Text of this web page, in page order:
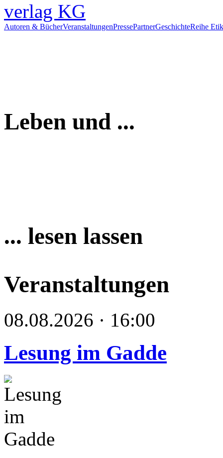
Autoren & BücherVeranstaltungenPressePartnerGeschichteReihe
Leben und ...
... lesen lassen
Veranstaltungen
08.08.2026 · 16:00
Lesung im Gadde